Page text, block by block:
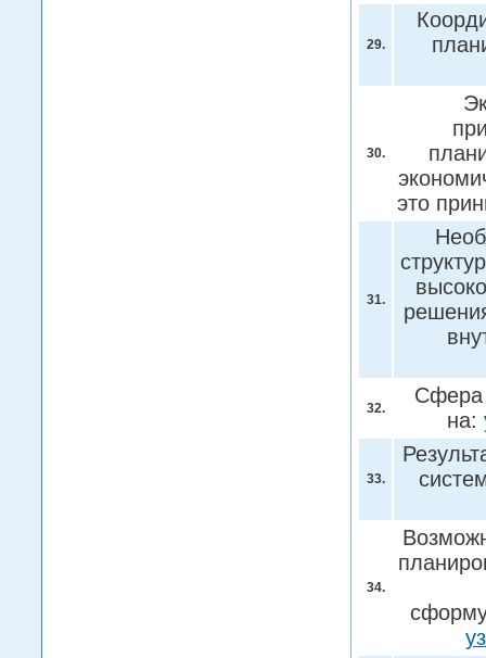
29.
30.
это
31.
32.
Сфера
на:
33.
34.